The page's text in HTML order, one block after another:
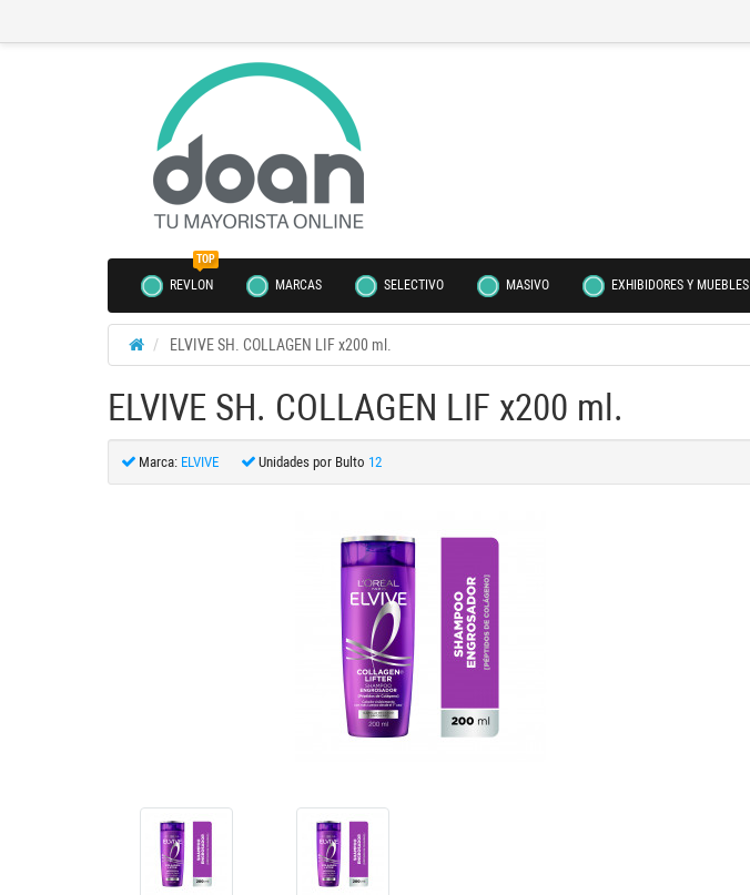
TOP
REVLON MARCAS SELECTIVO MASIVO EXHIBIDORES Y MUEBLES
ELVIVE SH. COLLAGEN LIF x200 ml.
ELVIVE SH. COLLAGEN LIF x200 ml.
Marca: ELVIVE Unidades por Bulto 12